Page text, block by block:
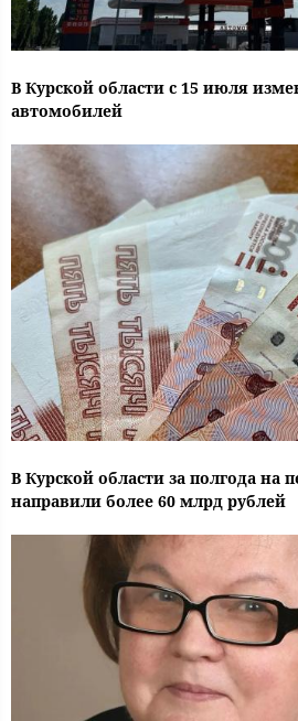
В Курской области с 15 июля
автомобилей
В Курской области за полгода на
направили более 60 млрд рублей